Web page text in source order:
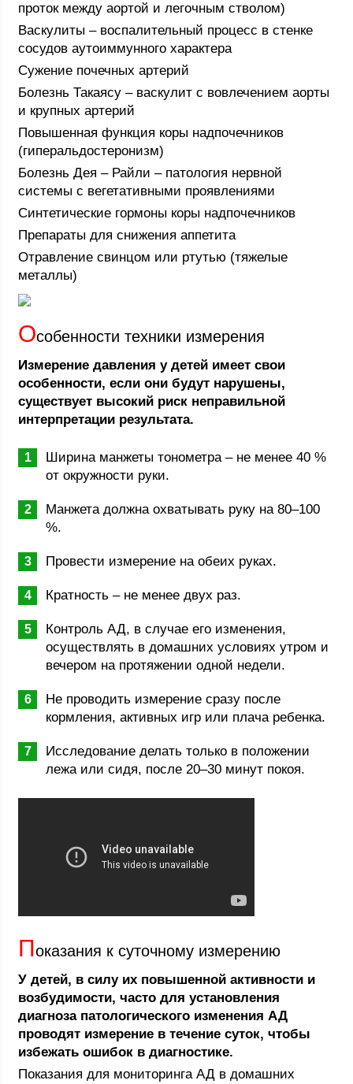
проток между аортой и легочным стволом)
Васкулиты – воспалительный процесс в стенке
сосудов аутоиммунного характера
Сужение почечных артерий
Болезнь Такаясу – васкулит с вовлечением аорты
и крупных артерий
Повышенная функция коры надпочечников
(гиперальдостеронизм)
Болезнь Дея – Райли – патология нервной
системы с вегетативными проявлениями
Синтетические гормоны коры надпочечников
Препараты для снижения аппетита
Отравление свинцом или ртутью (тяжелые
металлы)
Особенности техники измерения
Измерение давления у детей имеет свои
особенности, если они будут нарушены,
существует высокий риск неправильной
интерпретации результата.
Ширина манжеты тонометра – не менее 40 %
от окружности руки.
Манжета должна охватывать руку на 80–100
%.
Провести измерение на обеих руках.
Кратность – не менее двух раз.
Контроль АД, в случае его изменения,
осуществлять в домашних условиях утром и
вечером на протяжении одной недели.
Не проводить измерение сразу после
кормления, активных игр или плача ребенка.
Исследование делать только в положении
лежа или сидя, после 20–30 минут покоя.
Показания к суточному измерению
У детей, в силу их повышенной активности и
возбудимости, часто для установления
диагноза патологического изменения АД
проводят измерение в течение суток, чтобы
избежать ошибок в диагностике.
Показания для мониторинга АД в домашних